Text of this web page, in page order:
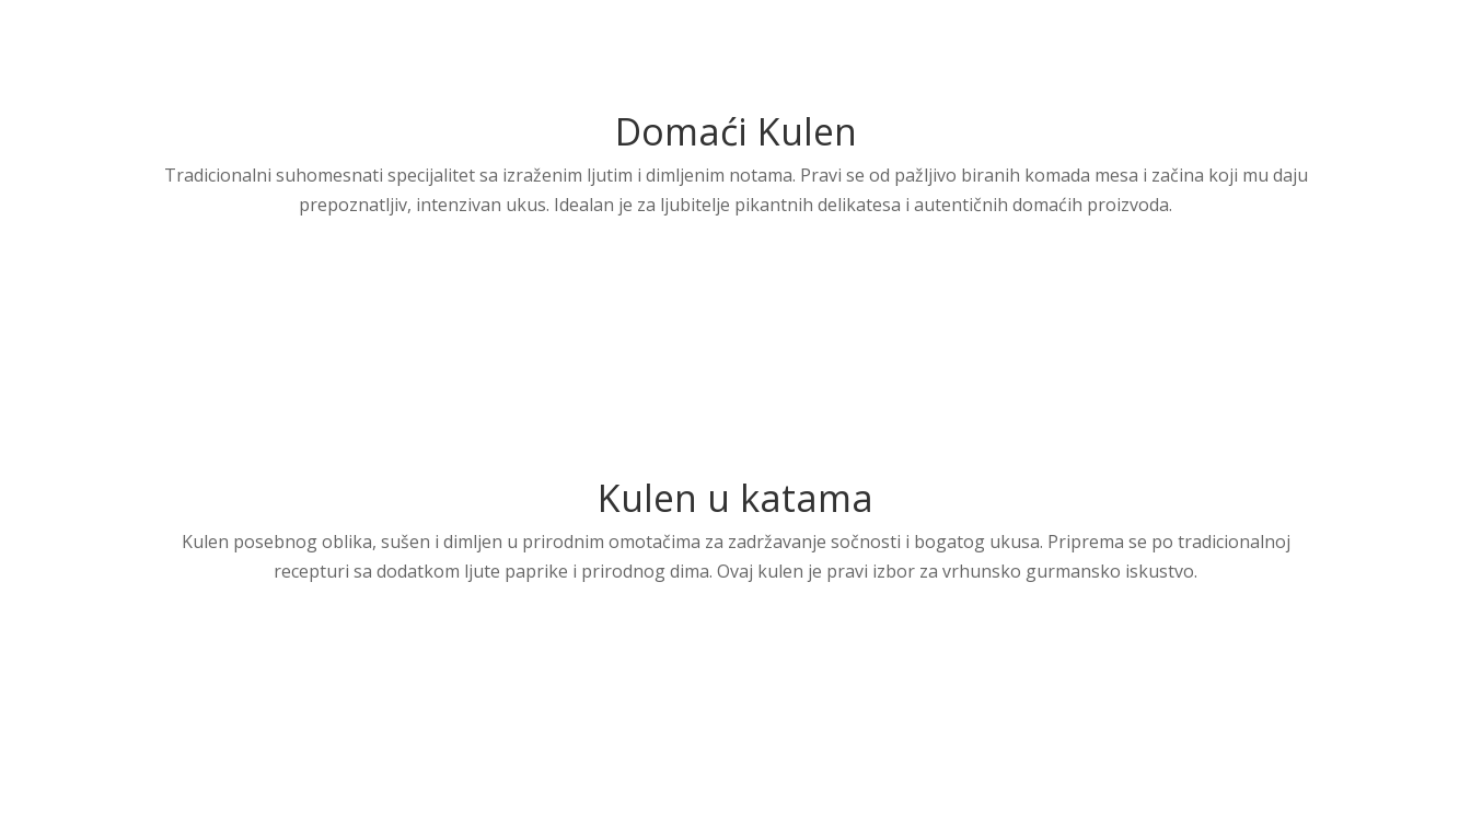
Domaći Kulen
Tradicionalni suhomesnati specijalitet sa izraženim ljutim i dimljenim notama. Pravi se od pažljivo biranih komada mesa i začina koji mu daju
prepoznatljiv, intenzivan ukus. Idealan je za ljubitelje pikantnih delikatesa i autentičnih domaćih proizvoda.
Kulen u katama
Kulen posebnog oblika, sušen i dimljen u prirodnim omotačima za zadržavanje sočnosti i bogatog ukusa. Priprema se po tradicionalnoj
recepturi sa dodatkom ljute paprike i prirodnog dima. Ovaj kulen je pravi izbor za vrhunsko gurmansko iskustvo.